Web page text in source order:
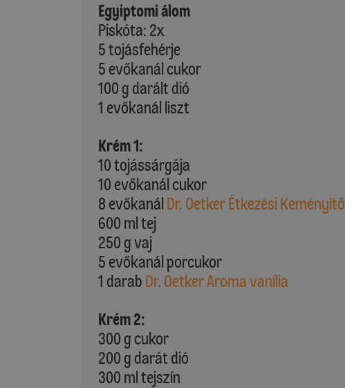
Egyiptomi álom
Piskóta: 2x
5 tojásfehérje
5 evőkanál cukor
100 g darált dió
1 evőkanál liszt
Krém 1:
10 tojássárgája
10 evőkanál cukor
8 evőkanálDr. Oetker Étkezési Keményítő
600 ml tej
250 g vaj
5 evőkanál porcukor
1 darab Dr. Oetker Aroma vanília
Krém 2:
300 g cukor
200 g darát dió
300 ml tejszín